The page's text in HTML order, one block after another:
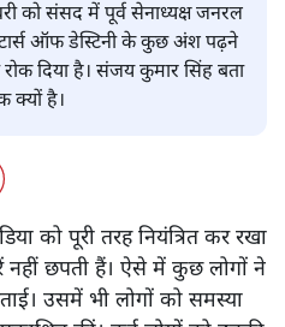
को संसद में पूर्व सेनाध्यक्ष जनरल
ऑफ डेस्टिनी के कुछ अंश पढ़ने
दिया है। संजय कुमार सिंह बता
क्यों है।
को पूरी तरह नियंत्रित कर रखा
छपती हैं। ऐसे में कुछ लोगों ने
उसमें भी लोगों को समस्या